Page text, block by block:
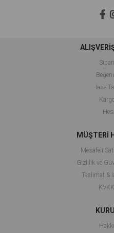
İade
MÜŞTERİ
Mesafeli
Gizlilik ve
Teslimat &